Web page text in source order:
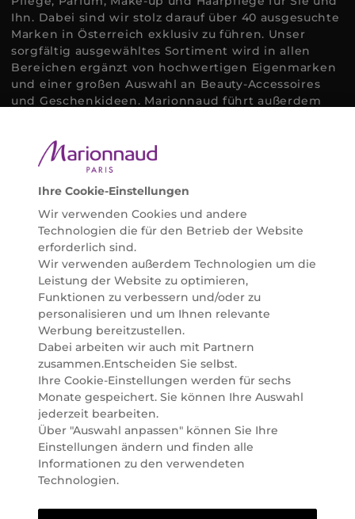
Ihn. Dabei sind wir stolz darauf über 40 ausgesuchte
Marken in Österreich exklusiv zu führen. Unser
sorgfältig ausgewähltes Sortiment wird in allen
Bereichen ergänzt von hochwertigen Eigenmarken
und einer großen Auswahl an Beauty-Accessoires
und Geschenkideen. Marionnaud führt außerdem
Bedürfnissen individuell mit der perfekten Lösung
helfen zu können. Entdecken Sie auch unsere
Online Beauty Beratungen und bestellen Sie ganz
einfach alles für Ihre Beauty Routine direkt nach
Hause oder in Ihre Wunsch-Parfümerie liefern.
BERATUNG & EXPERTISE
Marionnaud wurde im Jahr 1984 in Paris gegründet
und ist seit 2001 in Österreich vertreten. Mit rund 80
Parfümerien und unserem Online Shop sind wir
Marktführer im selektiven Beautyhandel in
Österreich. Seit 2023 liefern wir auch nach
Deutschland. Durch abwechselnde Aktionen und
attraktive Angebote zu allen Anlässen finden Sie bei
Marionnaud alles, was Beauty Herzen höherschlagen
lässt. Wir glauben fest daran, dass Freude auf viele
Arten geschaffen werden kann. Vom beruhigenden
und pflegenden Gefühl Ihrer Lieblingsaugencreme
bis zur positiven Verpflichtung zu nachhaltigen
Rohstoffen. Darum suchen wir jeden Tag nach
Wegen, um Ihnen das tägliche Wohlfühlen zu
können online und offline zu beraten und bei Ihren
Ihre Cookie-Einstellungen
Wir verwenden Cookies und andere
Technologien die für den Betrieb der Website
erforderlich sind.
Wir verwenden außerdem Technologien um die
Leistung der Website zu optimieren,
Funktionen zu verbessern und/oder zu
personalisieren und um Ihnen relevante
Werbung bereitzustellen.
Dabei arbeiten wir auch mit Partnern
zusammen.Entscheiden Sie selbst.
Ihre Cookie-Einstellungen werden für sechs
Monate gespeichert. Sie können Ihre Auswahl
jederzeit bearbeiten.
Über "Auswahl anpassen" können Sie Ihre
Einstellungen ändern und finden alle
Informationen zu den verwendeten
Technologien.